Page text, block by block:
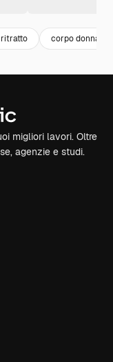
ritratto corpo donna
migliori lavori. Oltre
agenzie e studi.